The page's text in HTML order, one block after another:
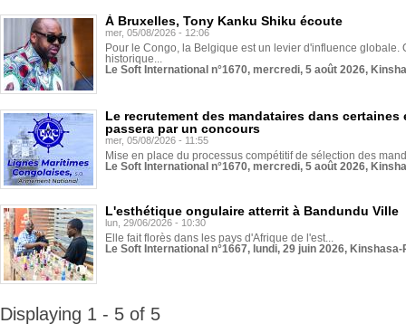
À Bruxelles, Tony Kanku Shiku écoute
mer, 05/08/2026 - 12:06
Pour le Congo, la Belgique est un levier d'influence globale.
historique...
Le Soft International n°1670, mercredi, 5 août 2026,
Le recrutement des mandataires dans
passera par un concours
mer, 05/08/2026 - 11:55
Mise en place du processus compétitif de sélection des
Le Soft International n°1670, mercredi, 5 août 2026,
L'esthétique ongulaire atterrit à Bandundu Ville
lun, 29/06/2026 - 10:30
Elle fait florès dans les pays d'Afrique de l'est...
Le Soft International n°1667, lundi, 29 juin 2026,
Displaying 1 - 5 of 5